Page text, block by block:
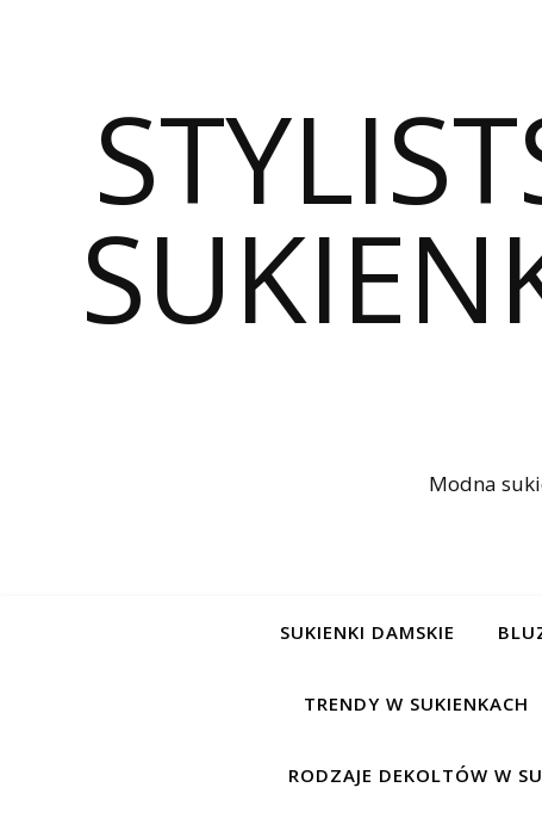
Modna
SUKIENKI DAMSKIE
TRENDY W SUKIENKACH
RODZAJE DEKOLTÓW W